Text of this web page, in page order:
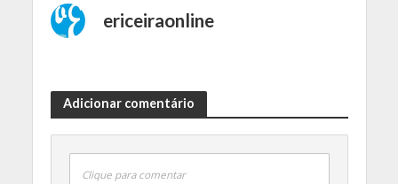
ericeiraonline
Adicionar comentário
Clique para comentar